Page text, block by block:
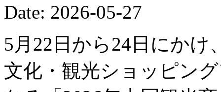
Date: 2026-05-27
5月22日から24日にかけ
文化・観光ショッピン